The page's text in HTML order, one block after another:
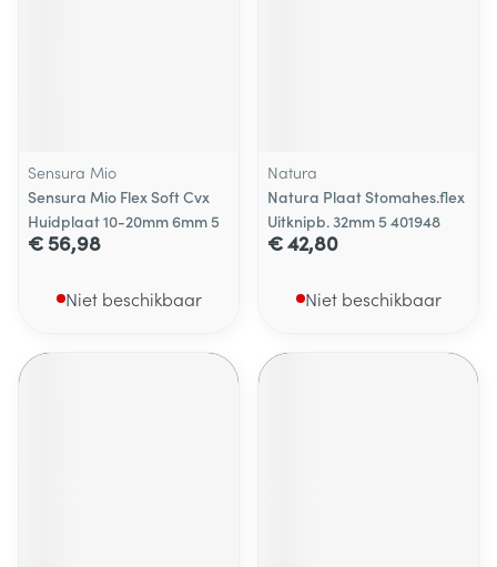
Sensura Mio
Sensura Mio Flex Soft Cvx
Huidplaat 10-20mm 6mm 5
€ 56,98
Niet beschikbaar
Natura
Natura Plaat Stomahes.flex
Uitknipb. 32mm 5 401948
€ 42,80
Niet beschikbaar